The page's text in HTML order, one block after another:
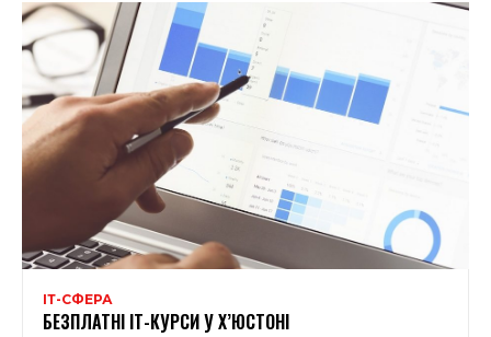
ІТ-СФЕРА
БЕЗПЛАТНІ ІТ-КУРСИ У Х’ЮСТОНІ